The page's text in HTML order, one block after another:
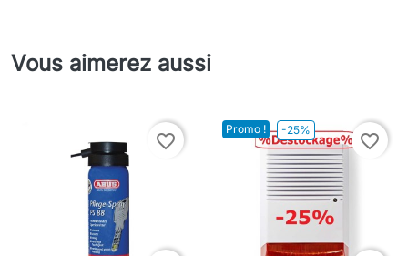
Vous aimerez aussi
favorite_border
Promo ! -25%
favorite_border